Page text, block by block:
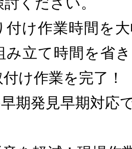
け作業時間を
み立て時間を省
け作業を完了！
期発見早期対応